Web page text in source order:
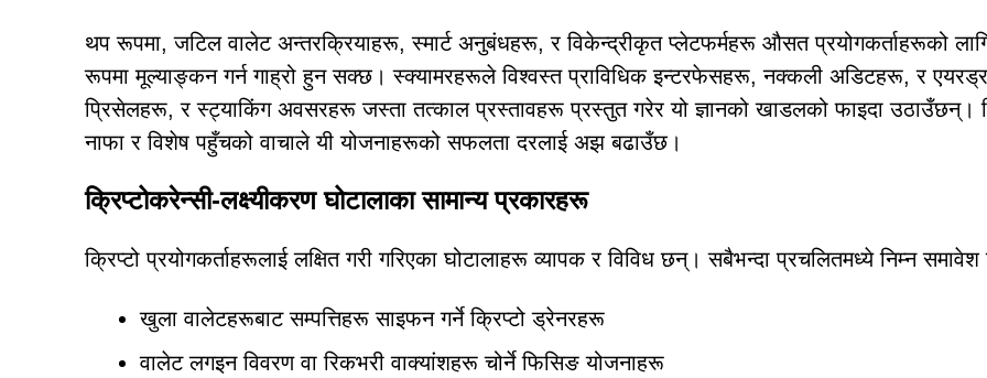
थप रूपमा, जटिल वालेट अन्तरक्रियाहरू, स्मार्ट अनुबंधहरू, र विकेन्द्रीकृत प्लेटफर्महरू औसत प्रयोगकर्ताहरूको
रूपमा मूल्याङ्कन गर्न गाह्रो हुन सक्छ। स्क्यामरहरूले विश्वस्त प्राविधिक इन्टरफेसहरू, नक्कली अडिटहरू, र
प्रिसेलहरू, र स्ट्याकिंग अवसरहरू जस्ता तत्काल प्रस्तावहरू प्रस्तुत गरेर यो ज्ञानको खाडलको फाइदा उठाउँछन्।
नाफा र विशेष पहुँचको वाचाले यी योजनाहरूको सफलता दरलाई अझ बढाउँछ।
क्रिप्टोकरेन्सी-लक्ष्यीकरण घोटालाका सामान्य प्रकारहरू
क्रिप्टो प्रयोगकर्ताहरूलाई लक्षित गरी गरिएका घोटालाहरू व्यापक र विविध छन्। सबैभन्दा प्रचलितमध्ये निम्न
खुला वालेटहरूबाट सम्पत्तिहरू साइफन गर्ने क्रिप्टो ड्रेनरहरू
वालेट लगइन विवरण वा रिकभरी वाक्यांशहरू चोर्ने फिसिङ योजनाहरू